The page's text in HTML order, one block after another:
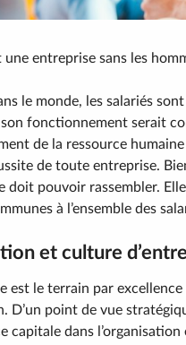
une entreprise sans les
le monde, les salariés
son fonctionnement serait
de la ressource
de toute entreprise.
doit pouvoir rassembler.
à l’ensemble des
et culture
est le terrain par
D’un point de vue
capitale dans